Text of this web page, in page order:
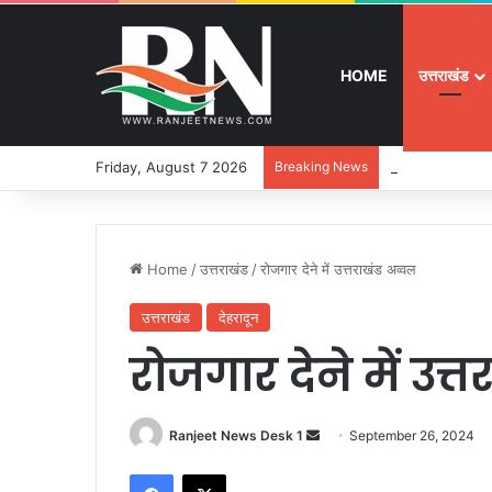
HOME उत्तराखंड
Friday, August 7 2026 Breaking News
Home /उत्तराखंड /रोजगार देने में उत्तराखंड अव्वल
उत्तराखंड देहरादून
रोजगार देने में
Ranjeet News Desk 1 September 26, 2024